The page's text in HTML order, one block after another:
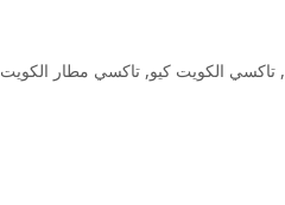
, تاكسي الكويت كيو, تاكسي مطار الكويت